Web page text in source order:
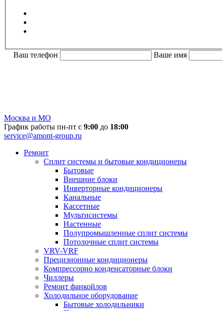
Ваш телефон Ваше имя
Москва и МО
График работы пн-пт с 9:00 до 18:00
service@amont-group.ru
Ремонт
Сплит системы и бытовые кондиционеры
Бытовые
Внешние блоки
Инверторные кондиционеры
Канальные
Кассетные
Мультисистемы
Настенные
Полупромышленные сплит системы
Потолочные сплит системы
VRV-VRF
Прецизионные кондиционеры
Компрессорно конденсаторные блоки
Чиллеры
Ремонт фанкойлов
Холодильное оборудование
Бытовые холодильники